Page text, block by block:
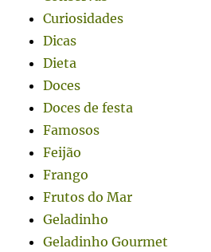
Curiosidades
Dicas
Dieta
Doces
Doces de festa
Famosos
Feijão
Frango
Frutos do Mar
Geladinho
Geladinho Gourmet